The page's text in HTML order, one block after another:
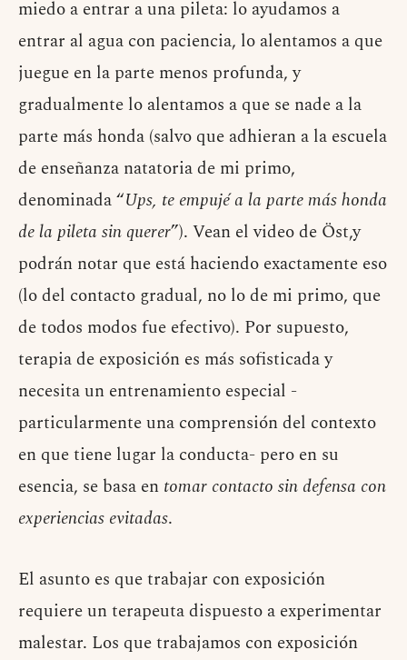
miedo a entrar a una pileta: lo ayudamos a
entrar al agua con paciencia, lo alentamos a que
juegue en la parte menos profunda, y
gradualmente lo alentamos a que se nade a la
parte más honda (salvo que adhieran a la escuela
de enseñanza natatoria de mi primo,
denominada “Ups, te empujé a la parte más honda
de la pileta sin querer”). Vean el video de Öst,y
podrán notar que está haciendo exactamente eso
(lo del contacto gradual, no lo de mi primo, que
de todos modos fue efectivo). Por supuesto,
terapia de exposición es más sofisticada y
necesita un entrenamiento especial -
particularmente una comprensión del contexto
en que tiene lugar la conducta- pero en su
esencia, se basa en tomar contacto sin defensa con
experiencias evitadas.
El asunto es que trabajar con exposición
requiere un terapeuta dispuesto a experimentar
malestar. Los que trabajamos con exposición